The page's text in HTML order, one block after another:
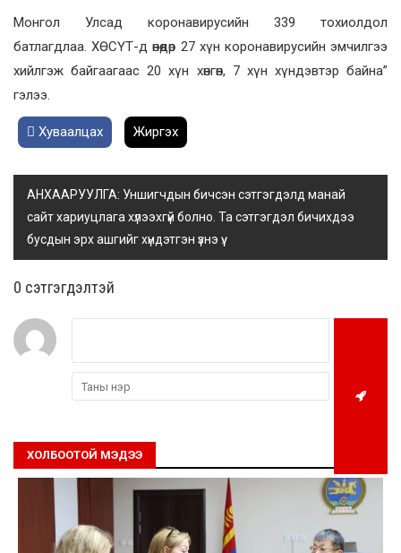
Монгол Улсад коронавирусийн 339 тохиолдол
батлагдлаа. ХӨСҮТ-д өнөөдөр 27 хүн коронавирусийн эмчилгээ
хийлгэж байгаагаас 20 хүн хөнгөн, 7 хүн хүндэвтэр байна”
гэлээ.
Хуваалцах Жиргэх
АНХААРУУЛГА: Уншигчдын бичсэн сэтгэгдэлд манай
сайт хариуцлага хүлээхгүй болно. Та сэтгэгдэл бичихдээ
бусдын эрх ашгийг хүндэтгэн үзнэ үү.
0 cэтгэгдэлтэй
ХОЛБООТОЙ МЭДЭЭ